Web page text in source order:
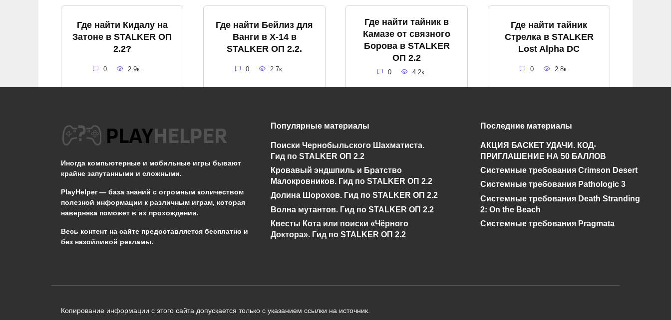
Где найти Кидалу на
Затоне в STALKER ОП
2.2?
0 2.9к.
Где найти Бейлиз для
Ванги в X-14 в
STALKER ОП 2.2.
0 2.7к.
Где найти тайник в
Камазе от связного
Борова в STALKER
ОП 2.2
0 4.2к.
Где найти тайник
Стрелка в STALKER
Lost Alpha DC
0 2.8к.
Не появляется Кот в
STALKER ОП 2.2
Нет диалога про
Бизоны у Креста в
Сталкер ОП 2.2
5.2к.
STALKER ОП 2.2 +
0
Поиски
Шахматиста. Гид по
STALKER ОП 2.2
0 92.3к.
Иногда компьютерные и мобильные игры бывают
крайне запутанными и сложными.
PlayHelper — база знаний с огромным количеством
полезной информации к различным играм, которая
наверняка поможет в их прохождении.
Весь контент на сайте предоставляется бесплатно и
без назойливой рекламы.
Популярные материалы
Поиски Чернобыльского Шахматиста.
Гид по STALKER ОП 2.2
Кровавый эндшпиль и Братство
Малокровников. Гид по STALKER ОП 2.2
Долина Шорохов. Гид по STALKER ОП 2.2
Волна мутантов. Гид по STALKER ОП 2.2
Квесты Кота или поиски «Чёрного
Доктора». Гид по STALKER ОП 2.2
Последние материалы
АКЦИЯ БАСКЕТ УДАЧИ. КОД-
ПРИГЛАШЕНИЕ НА 50 БАЛЛОВ
Системные требования Crimson Desert
Системные требования Pathologic 3
Системные требования Death Stranding
2: On the Beach
Системные требования Pragmata
Копирование информации с этого сайта допускается только с указанием ссылки на источник.
Сообщить об ошибке